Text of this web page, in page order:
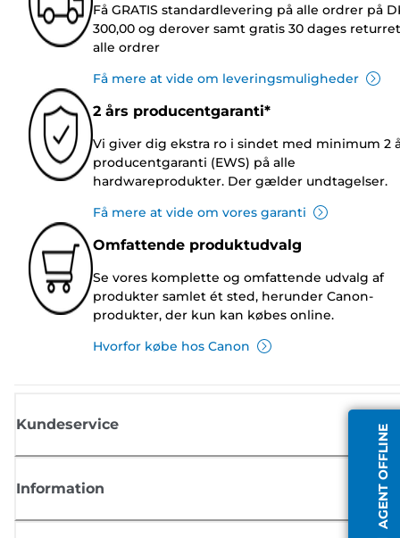
AGENT OFFLINE
Få GRATIS standardlevering på alle ordrer på
300,00 og derover samt gratis 30 dages
alle ordrer
Få mere at vide om leveringsmuligheder
2 års producentgaranti*
Vi giver dig ekstra ro i sindet med minimum 2
producentgaranti (EWS) på alle
hardwareprodukter. Der gælder undtagelser.
Få mere at vide om vores garanti
Omfattende produktudvalg
Se vores komplette og omfattende udvalg af
produkter samlet ét sted, herunder Canon-
produkter, der kun kan købes online.
Hvorfor købe hos Canon
Kundeservice
Information